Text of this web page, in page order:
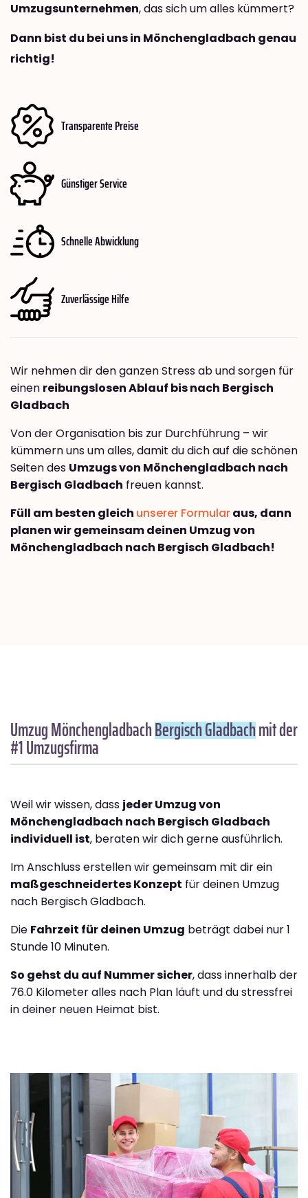
Umzugsunternehmen, das sich um alles kümmert?
Dann bist du bei uns in Mönchengladbach genau
richtig!
Transparente Preise
Günstiger Service
Schnelle Abwicklung
Zuverlässige Hilfe
Wir nehmen dir den ganzen Stress ab und sorgen für
einen reibungslosen Ablauf bis nach Bergisch
Gladbach
Von der Organisation bis zur Durchführung – wir
kümmern uns um alles, damit du dich auf die schönen
Seiten des Umzugs von Mönchengladbach nach
Bergisch Gladbach freuen kannst.
Füll am besten gleich unserer Formularaus, dann
planen wir gemeinsam deinen Umzug von
Mönchengladbach nach Bergisch Gladbach!
Umzug MönchengladbachBergisch Gladbachmit der
#1 Umzugsfirma
Weil wir wissen, dass jeder Umzug von
Mönchengladbach nach Bergisch Gladbach
individuell ist, beraten wir dich gerne ausführlich.
Im Anschluss erstellen wir gemeinsam mit dir ein
maßgeschneidertes Konzept für deinen Umzug
nach Bergisch Gladbach.
Die Fahrzeit für deinen Umzug beträgt dabei nur 1
Stunde 10 Minuten.
So gehst du auf Nummer sicher, dass innerhalb der
76.0 Kilometer alles nach Plan läuft und du stressfrei
in deiner neuen Heimat bist.